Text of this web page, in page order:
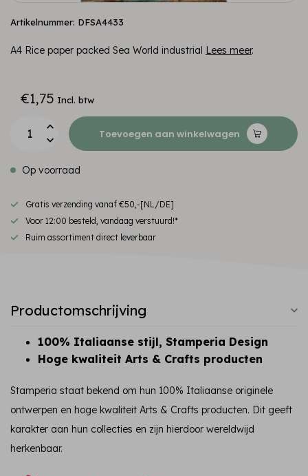
Artikelnummer: DFSA4433
A4 Rice paper packed Sea World industrial Lees meer.
€1,75 Incl. btw
Toevoegen aan winkelwagen
Op voorraad
Gratis verzending vanaf €50,-[NL/DE]
Voor 12:00 besteld, vandaag verstuurd!*
Ruim assortiment direct leverbaar
Productomschrijving
100% Italiaanse stijl, Stamperia Design
Hoge kwaliteit Arts & Crafts producten
Stamperia staat bekend om hun 100% Italiaanse originele
ontwerpen en hoge kwaliteit Arts & Crafts producten. Dit geeft
karakter aan hun collecties en zijn hierdoor wereldwijd
herkenbaar.